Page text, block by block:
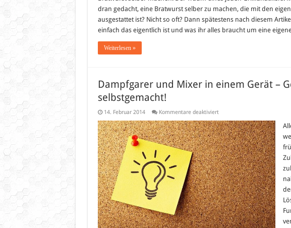
dran gedacht, eine Bratwurst selber zu machen, die mit den
ausgestattet ist? Nicht so oft? Dann spätestens nach diesem
einfach das eigentlich ist und was ihr alles braucht um eine
Weiterlesen »
Dampfgarer und Mixer in einem Gerät –
selbstgemacht!
14. Februar 2014 Kommentare deaktiviertfür
und
Mixer
in
einem
Gerät
–
Gesunder
Babybrei
selbstgemacht!